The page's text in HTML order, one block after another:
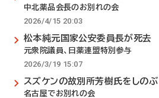
中北薬品会長のお別れの会
2026/4/15 20:03
松本純元国家公安委員長が死去
元衆院議員、日薬連盟特別参与
2026/3/19 15:07
スズケンの故別所芳樹氏をしのぶ
名古屋でお別れの会